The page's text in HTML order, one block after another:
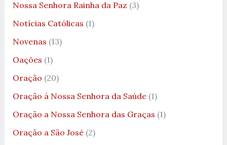
Nossa Senhora Rainha da Paz (3)
Notícias Católicas (1)
Novenas (13)
Oações (1)
Oração (20)
Oração à Nossa Senhora da Saúde(1)
Oração a Nossa Senhora das Graças (1)
Oração a São José(2)